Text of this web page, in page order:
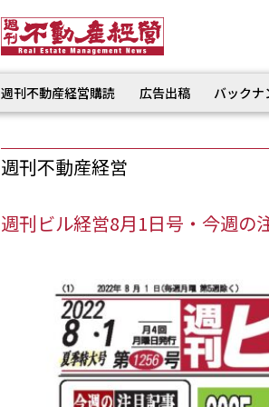
週刊不動産経営購読 広告出稿 バック
週刊不動産経営
週刊ビル経営8月1日号・今週の